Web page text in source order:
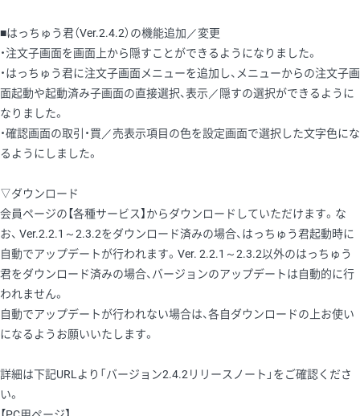
■はっちゅう君（Ver.2.4.2）の機能追加／変更
・注文子画面を画面上から隠すことができるようになりました。
・はっちゅう君に注文子画面メニューを追加し、メニューからの注文子画
面起動や起動済み子画面の直接選択、表示／隠すの選択ができるように
なりました。
・確認画面の取引・買／売表示項目の色を設定画面で選択した文字色にな
るようにしました。
▽ダウンロード
会員ページの【各種サービス】からダウンロードしていただけます。な
お、 Ver.2.2.1～2.3.2をダウンロード済みの場合、はっちゅう君起動時に
自動でアップデートが行われます。Ver. 2.2.1～2.3.2以外のはっちゅう
君をダウンロード済みの場合、バージョンのアップデートは自動的に行
われません。
自動でアップデートが行われない場合は、各自ダウンロードの上お使い
になるようお願いいたします。
詳細は下記URLより「バージョン2.4.2リリースノート」をご確認くださ
い。